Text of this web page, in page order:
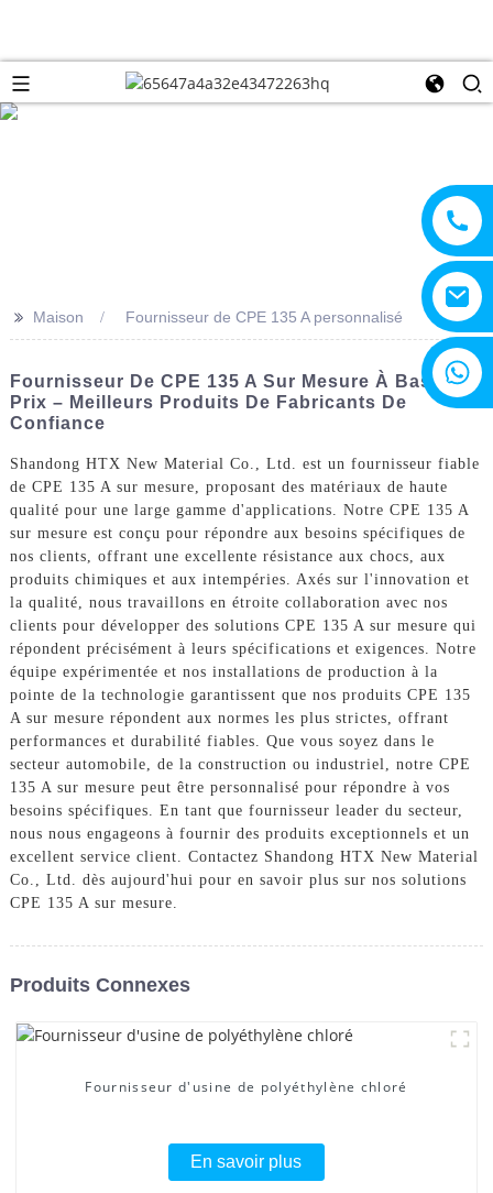
+8615805330828
>> Maison Fournisseur de CPE 135 A personnalisé
Fournisseur De CPE 135 A Sur Mesure À Bas
Prix – Meilleurs Produits De Fabricants De
Confiance
Shandong HTX New Material Co., Ltd. est un fournisseur fiable
de CPE 135 A sur mesure, proposant des matériaux de haute
qualité pour une large gamme d'applications. Notre CPE 135 A
sur mesure est conçu pour répondre aux besoins spécifiques de
nos clients, offrant une excellente résistance aux chocs, aux
produits chimiques et aux intempéries. Axés sur l'innovation et
la qualité, nous travaillons en étroite collaboration avec nos
clients pour développer des solutions CPE 135 A sur mesure qui
répondent précisément à leurs spécifications et exigences. Notre
équipe expérimentée et nos installations de production à la
pointe de la technologie garantissent que nos produits CPE 135
A sur mesure répondent aux normes les plus strictes, offrant
performances et durabilité fiables. Que vous soyez dans le
secteur automobile, de la construction ou industriel, notre CPE
135 A sur mesure peut être personnalisé pour répondre à vos
besoins spécifiques. En tant que fournisseur leader du secteur,
nous nous engageons à fournir des produits exceptionnels et un
excellent service client. Contactez Shandong HTX New Material
Co., Ltd. dès aujourd'hui pour en savoir plus sur nos solutions
CPE 135 A sur mesure.
Produits Connexes
Fournisseur d'usine de polyéthylène chloré
En savoir plus